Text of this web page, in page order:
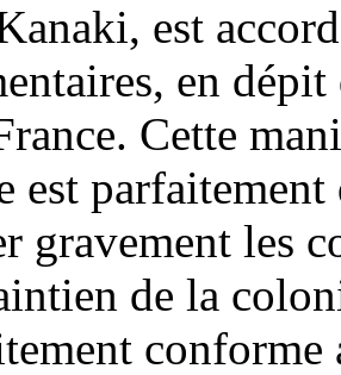
est
en
Cette
est parfaitement
gravement les
de la
conforme